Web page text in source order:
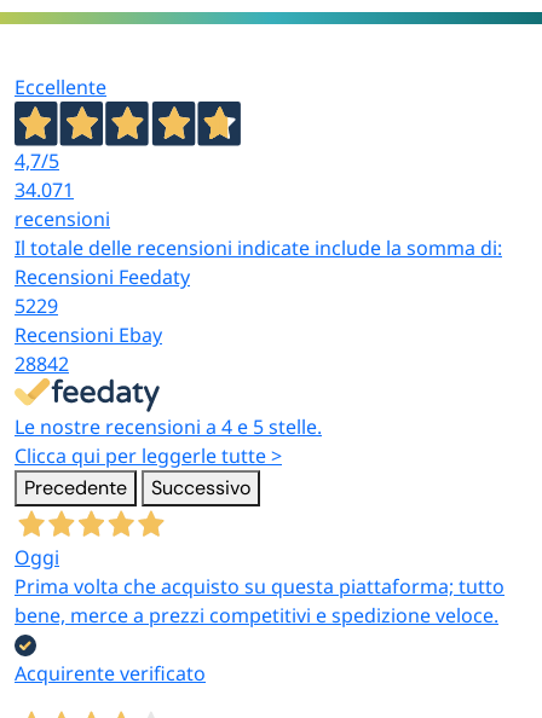
Eccellente
4,7/5
34.071
recensioni
Il totale delle recensioni indicate include la somma di:
Recensioni Feedaty
5229
Recensioni Ebay
28842
Le nostre recensioni a 4 e 5 stelle.
Clicca qui per leggerle tutte >
Precedente Successivo
Oggi
Prima volta che acquisto su questa piattaforma; tutto
bene, merce a prezzi competitivi e spedizione veloce.
Acquirente verificato